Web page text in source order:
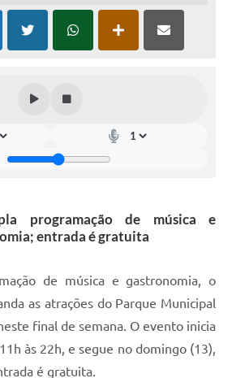
Públicos Municipais de
programação de música e
entrada é gratuita
de música e gastronomia, o
as atrações do Parque Municipal
final de semana. O evento inicia
às 22h, e segue no domingo (13),
é gratuita.